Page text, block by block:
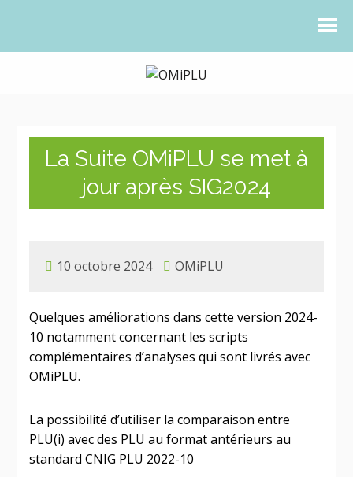
La Suite OMiPLU se met à
jour après SIG2024
10 octobre 2024 OMiPLU
Quelques améliorations dans cette version 2024-
10 notamment concernant les scripts
complémentaires d’analyses qui sont livrés avec
OMiPLU.
La possibilité d’utiliser la comparaison entre
PLU(i) avec des PLU au format antérieurs au
standard CNIG PLU 2022-10